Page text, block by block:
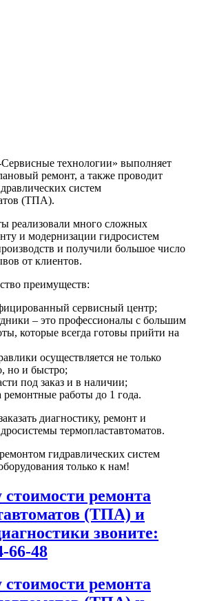
технологии» выполняет
ремонт, а также проводит
систем
(ТПА).
реализовали много сложных
и модернизации гидросистем
и получили большое число
от клиентов.
преимуществ:
сервисный центр;
– это профессионалы с большим
которые всегда готовы прийти на
осуществляется не только
но и быстро;
под заказ и в наличии;
ремонтные работы до 1 года.
диагностику, ремонт и
термопластавтоматов.
гидравлических систем
только к нам!
ремонта
(ТПА) и
звоните:
66-48
ремонта